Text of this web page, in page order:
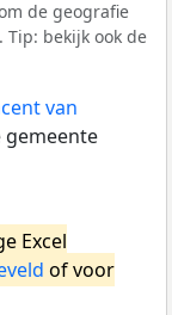
de geografie
Tip: bekijk ook de
van
Excel
of voor